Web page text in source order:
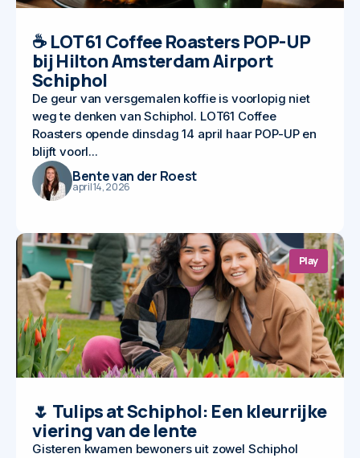
☕ LOT61 Coffee Roasters POP-UP
bij Hilton Amsterdam Airport
Schiphol
De geur van versgemalen koffie is voorlopig niet
weg te denken van Schiphol. LOT61 Coffee
Roasters opende dinsdag 14 april haar POP-UP en
blijft voorl...
Bente van der Roest
april 14, 2026
🌷 Tulips at Schiphol: Een kleurrijke
viering van de lente
Gisteren kwamen bewoners uit zowel Schiphol
Play